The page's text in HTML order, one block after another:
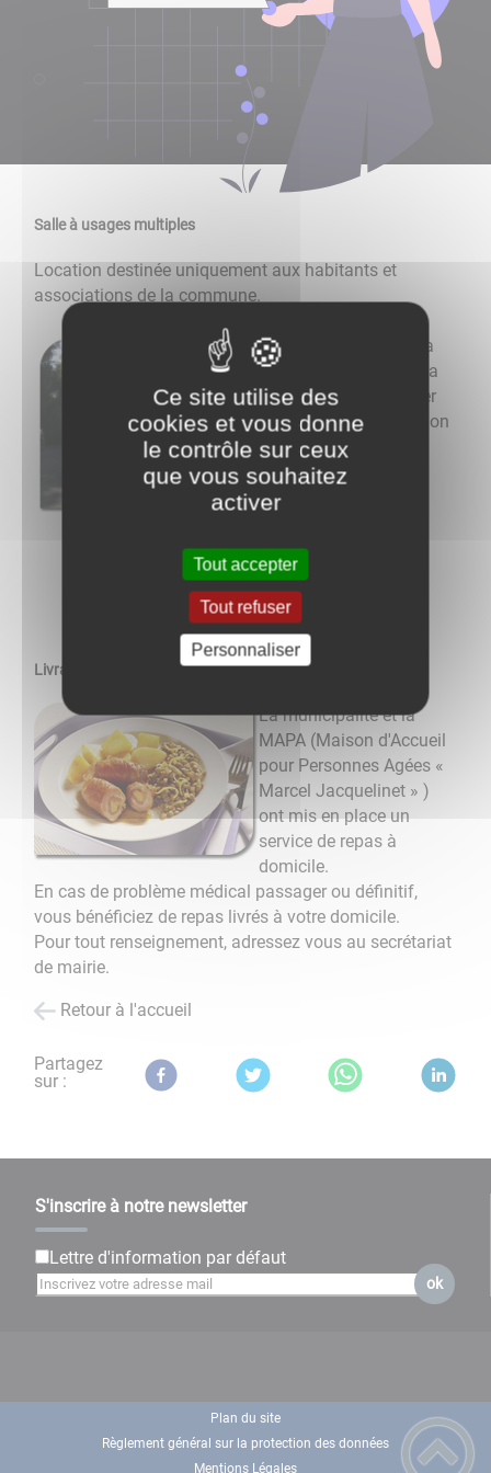
Salle à usages multiples
Location destinée uniquement aux habitants et
associations de la commune.
Pour connaître la
disponibilité de la
salle ou effectuer
une pré-réservation
cliquez ici
Livraison de repas à domicile
La municipalité et la
MAPA (Maison d'Accueil
pour Personnes Agées «
Marcel Jacquelinet » )
ont mis en place un
service de repas à
domicile.
En cas de problème médical passager ou définitif,
vous bénéficiez de repas livrés à votre domicile.
Pour tout renseignement, adressez vous au secrétariat
de mairie.
Retour à l'accueil
Partagez
sur :
S'inscrire à notre newsletter
Lettre d'information par défaut
ok
Plan du site
Règlement général sur la protection des données
Mentions Légales
Ce site utilise des
cookies et vous donne
le contrôle sur ceux
que vous souhaitez
activer
Tout accepter
Tout refuser
Personnaliser